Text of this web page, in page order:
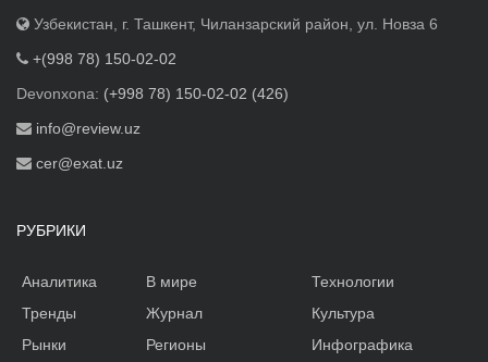
Узбекистан, г. Ташкент, Чиланзарский район, ул. Новза 6
+(998 78) 150-02-02
Devonxona: (+998 78) 150-02-02 (426)
info@review.uz
cer@exat.uz
РУБРИКИ
Аналитика
Тренды
Рынки
В мире
Журнал
Регионы
Технологии
Культура
Инфографика